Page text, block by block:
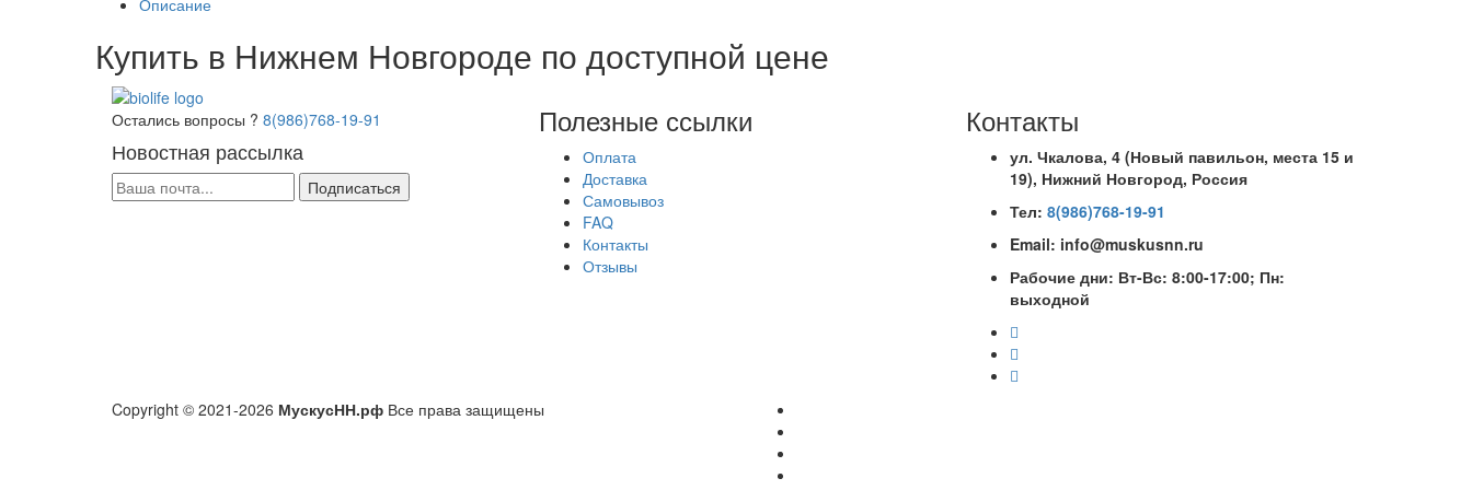
Описание
Купить в Нижнем Новгороде по доступной цене
Остались вопросы ? 8(986)768-19-91
Новостная рассылка
Подписаться
Полезные ссылки
Оплата
Доставка
Самовывоз
FAQ
Контакты
Отзывы
Контакты
ул. Чкалова, 4 (Новый павильон, места 15 и
19), Нижний Новгород, Россия
Тел: 8(986)768-19-91
Email: info@muskusnn.ru
Рабочие дни: Вт-Вс: 8:00-17:00; Пн:
выходной
Copyright © 2021-2026 МускусНН.рф Все права защищены